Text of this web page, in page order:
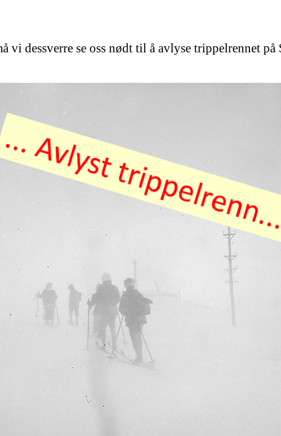
vi dessverre se oss nødt til å avlyse trippelrennet på